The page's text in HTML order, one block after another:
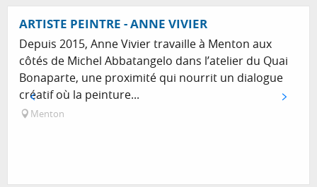
ARTISTE PEINTRE - ANNE VIVIER
Depuis 2015, Anne Vivier travaille à Menton aux
côtés de Michel Abbatangelo dans l’atelier du Quai
Bonaparte, une proximité qui nourrit un dialogue
créatif où la peinture...
Menton